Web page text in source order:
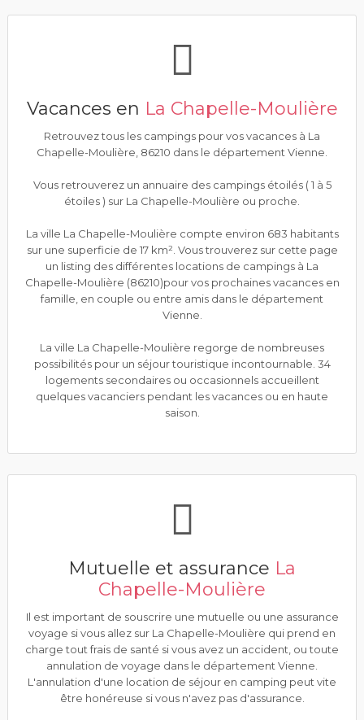
Vacances en La Chapelle-Moulière
Retrouvez tous les campings pour vos vacances à La
Chapelle-Moulière, 86210 dans le département Vienne.
Vous retrouverez un annuaire des campings étoilés ( 1 à 5
étoiles ) sur La Chapelle-Moulière ou proche.
La ville La Chapelle-Moulière compte environ 683 habitants
sur une superficie de 17 km². Vous trouverez sur cette page
un listing des différentes locations de campings à La
Chapelle-Moulière (86210)pour vos prochaines vacances en
famille, en couple ou entre amis dans le département
Vienne.
La ville La Chapelle-Moulière regorge de nombreuses
possibilités pour un séjour touristique incontournable. 34
logements secondaires ou occasionnels accueillent
quelques vacanciers pendant les vacances ou en haute
saison.
Mutuelle et assurance La
Chapelle-Moulière
Il est important de souscrire une mutuelle ou une assurance
voyage si vous allez sur La Chapelle-Moulière qui prend en
charge tout frais de santé si vous avez un accident, ou toute
annulation de voyage dans le département Vienne.
L'annulation d'une location de séjour en camping peut vite
être honéreuse si vous n'avez pas d'assurance.